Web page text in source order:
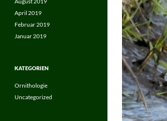
April 2019
Februar 2019
Januar 2019
KATEGORIEN
Ornithologie
Uncategorized